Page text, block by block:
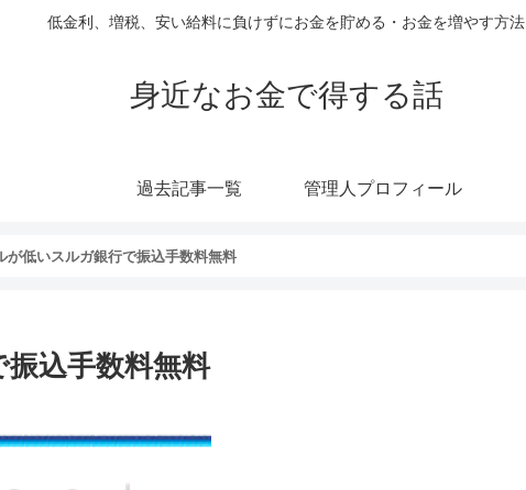
低金利、増税、安い給料に負けずにお金を貯める・お金を増やす方法
身近なお金で得する話
過去記事一覧 管理人プロフィール
が低いスルガ銀行で振込手数料無料
込手数料無料